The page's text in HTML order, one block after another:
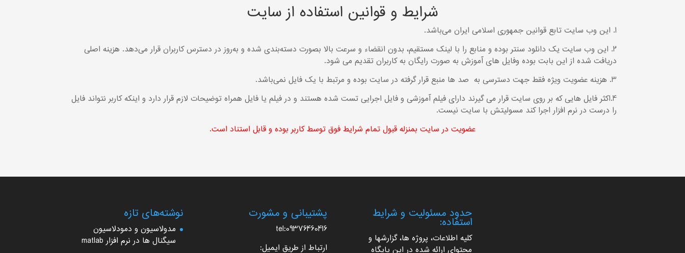
شرایط و قوانین استفاده از سایت
1. این وب سایت تابع قوانین جمهوری اسلامی ایران می‌باشد.
2. این وب سایت یک دانلود سنتر بوده و منابع را با لینک مستقیم، بدون انقضاء و سرعت بالا بصورت دسته‌بندی شده و به‌روز در دسترس کاربران قرار می‌دهد. هزینه اصلی
دریافت شده از این بابت بوده وفایل های آموزش به صورت رایگان به کاربران تقدیم می شود.
3. هزینه عضویت ویژه فقط جهت دسترسی به صد ها منبع قرار گرفته در سایت بوده و مرتبط با یک فایل نمی‌باشد.
4.اکثر فایل هایی که بر روی سایت قرار می گیرند دارای فیلم آموزشی و فایل اجرایی تست شده هستند و در فیلم یا فایل همراه توضیحات لازم قرار دارد و اینکه کاربر نتواند فایل
را درست در نرم افزار اجرا کند مسولیتش با سایت نیست.
عضویت در سایت بمنزله قبول تمام شرایط فوق توسط کاربر بوده و قابل استناد است.
نوشته‌های تازه
مدولاسیون و دمودلاسیون
سیگنال ها در نرم افزار matlab
پشتیبانی و مشورت
tel:09376460416
ارتباط از طریق ایمیل:
حدود مسئولیت و شرایط
استفاده:
کلیه اطلاعات، پروژه ها، گزارشها و